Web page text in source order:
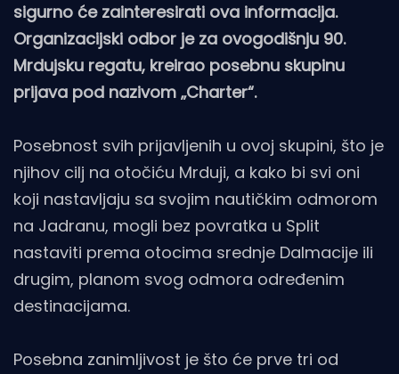
sigurno će zainteresirati ova informacija.
Organizacijski odbor je za ovogodišnju 90.
Mrdujsku regatu, kreirao posebnu skupinu
prijava pod nazivom „Charter“.
Posebnost svih prijavljenih u ovoj skupini, što je
njihov cilj na otočiću Mrduji, a kako bi svi oni
koji nastavljaju sa svojim nautičkim odmorom
na Jadranu, mogli bez povratka u Split
nastaviti prema otocima srednje Dalmacije ili
drugim, planom svog odmora određenim
destinacijama.
Posebna zanimljivost je što će prve tri od